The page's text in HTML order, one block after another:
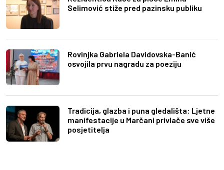
Selimović stiže pred pazinsku publiku
Rovinjka Gabriela Davidovska-Banić
osvojila prvu nagradu za poeziju
Tradicija, glazba i puna gledališta: Ljetne
manifestacije u Marčani privlače sve više
posjetitelja